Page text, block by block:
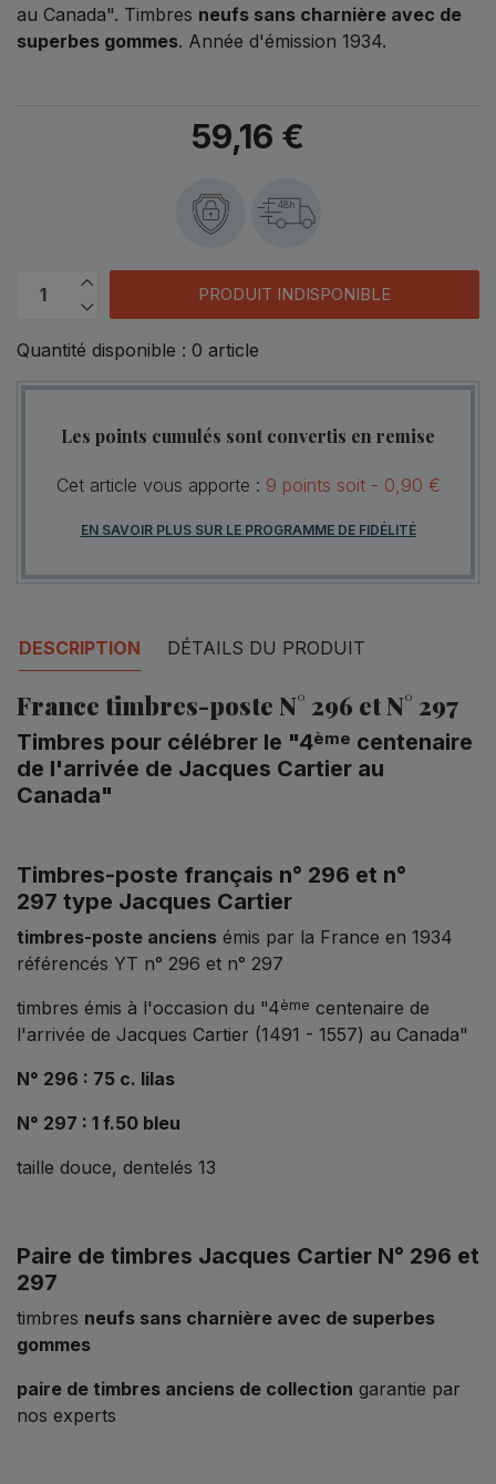
au Canada". Timbres neufs sans charnière avec de
superbes gommes. Année d'émission 1934.
59,16 €
48h
PRODUIT INDISPONIBLE
Quantité disponible : 0 article
Les points cumulés sont convertis en remise
Cet article vous apporte : 9 points soit - 0,90 €
EN SAVOIR PLUS SUR LE PROGRAMME DE FIDÉLITÉ
DESCRIPTION DÉTAILS DU PRODUIT
France timbres-poste N° 296 et N° 297
Timbres pour célébrer le "4ème centenaire
de l'arrivée de Jacques Cartier au
Canada"
Timbres-poste français n° 296 et n°
297 type Jacques Cartier
timbres-poste anciens émis par la France en 1934
référencés YT n° 296 et n° 297
timbres émis à l'occasion du "4ème centenaire de
l'arrivée de Jacques Cartier (1491 - 1557) au Canada"
N° 296 : 75 c. lilas
N° 297 : 1 f.50 bleu
taille douce, dentelés 13
Paire de timbres Jacques Cartier N° 296 et
297
timbres neufs sans charnière avec de superbes
gommes
paire de timbres anciens de collection garantie par
nos experts